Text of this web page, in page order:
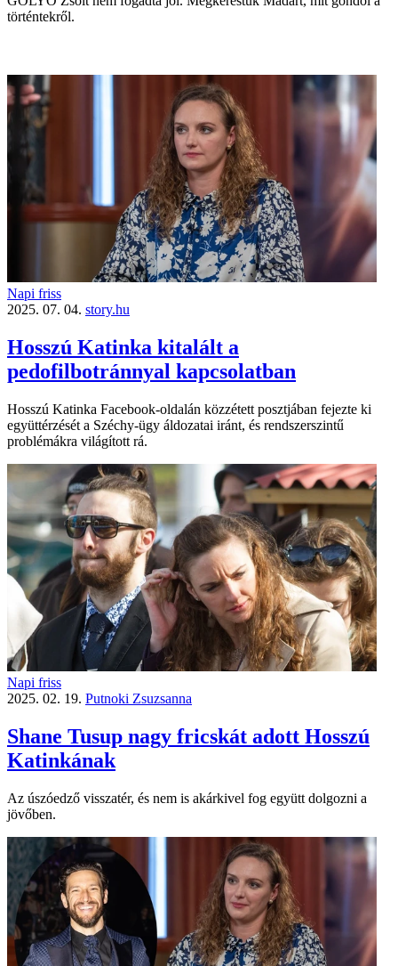
történtekről.
Napi friss
2025. 07. 04. story.hu
Hosszú Katinka kitalált a
pedofilbotránnyal kapcsolatban
Hosszú Katinka Facebook-oldalán közzétett posztjában fejezte ki
együttérzését a Széchy-ügy áldozatai iránt, és rendszerszintű
problémákra világított rá.
Napi friss
2025. 02. 19. Putnoki Zsuzsanna
Shane Tusup nagy fricskát adott Hosszú
Katinkának
Az úszóedző visszatér, és nem is akárkivel fog együtt dolgozni a
jövőben.